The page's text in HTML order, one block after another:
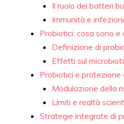
Il ruolo dei batteri
Immunità e
Probiotici: cosa sono e
Definizione di
Effetti sul
Probiotici e protezione
Modulazione della
Limiti e realtà
Strategie integrate di